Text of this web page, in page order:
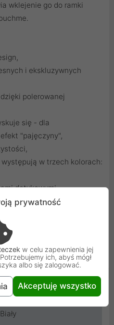
wklejenie go do ramki
i ekskluzywnych
polerowanej
się - dla
"pajęczyny",
w trzech kolorach:
dotykowymi
delikatnie kiedy światło jest
jest włączone.
Biały
prywatność
w celu zapewnienia jej
ich, abyś mógł
albo się zalogować.
Akceptuję wszystko